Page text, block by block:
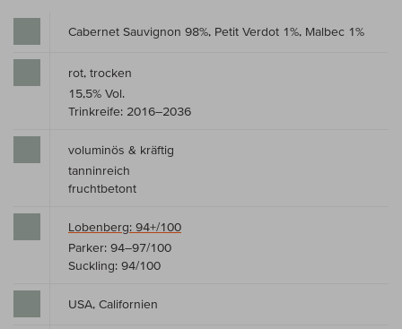
Cabernet Sauvignon 98%, Petit Verdot 1%, Malbec 1%
rot, trocken
15,5% Vol.
Trinkreife: 2016–2036
voluminös & kräftig
tanninreich
fruchtbetont
Lobenberg: 94+/100
Parker: 94–97/100
Suckling: 94/100
USA, Californien